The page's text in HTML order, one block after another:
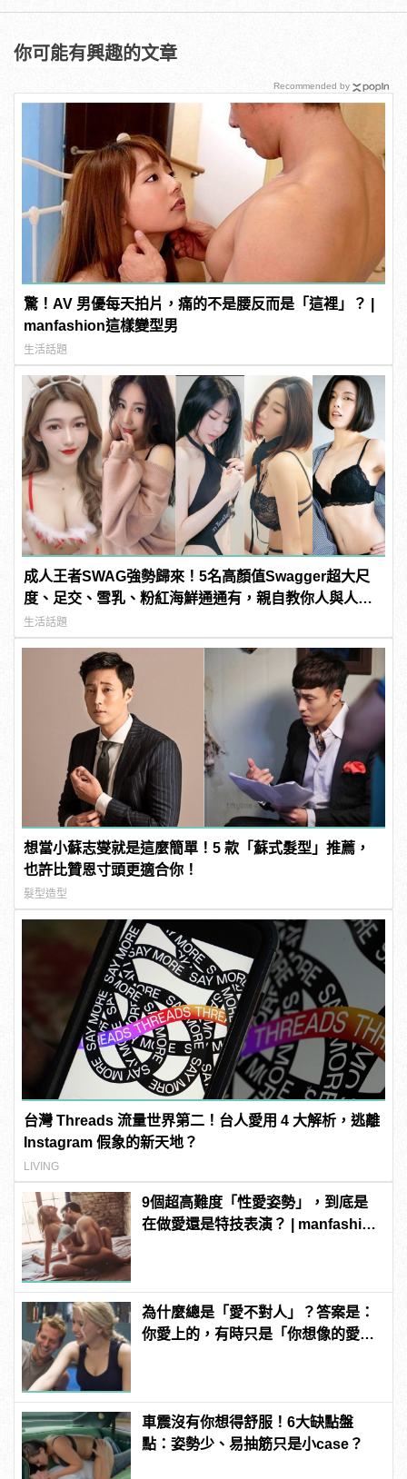
你可能有興趣的文章
驚！AV 男優每天拍片，痛的不是腰反而是「這裡」？ |
manfashion這樣變型男
生活話題
成人王者SWAG強勢歸來！5名高顏值Swagger超大尺
度、足交、雪乳、粉紅海鮮通通有，親自教你人與人的
連結！ | manfashion這樣變型男
生活話題
想當小蘇志燮就是這麼簡單！5 款「蘇式髮型」推薦，
也許比贊恩寸頭更適合你！
髮型造型
台灣 Threads 流量世界第二！台人愛用 4 大解析，逃離
Instagram 假象的新天地？
LIVING
9個超高難度「性愛姿勢」，到底是
在做愛還是特技表演？ | manfashion
為什麼總是「愛不對人」？答案是：
你愛上的，有時只是「你想像的愛
車震沒有你想得舒服！6大缺點盤
點：姿勢少、易抽筋只是小case？
Recommended by